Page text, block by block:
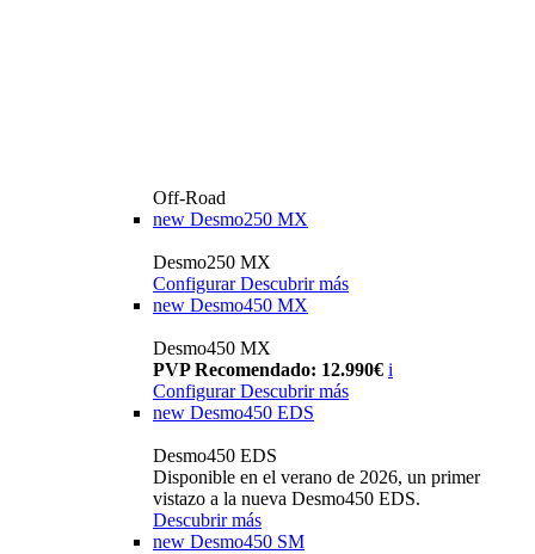
Off-Road
new Desmo250 MX
Desmo250 MX
Configurar Descubrir más
new Desmo450 MX
Desmo450 MX
PVP Recomendado: 12.990€ i
Configurar Descubrir más
new Desmo450 EDS
Desmo450 EDS
Disponible en el verano de 2026, un primer
vistazo a la nueva Desmo450 EDS.
Descubrir más
new Desmo450 SM